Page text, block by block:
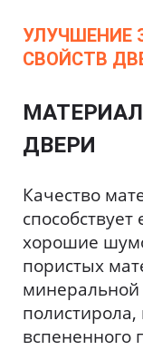
УЛУЧШЕНИЕ
СВОЙСТВ
ДВЕРИ
Качество
хорошие
пористых
минеральной
вспененного